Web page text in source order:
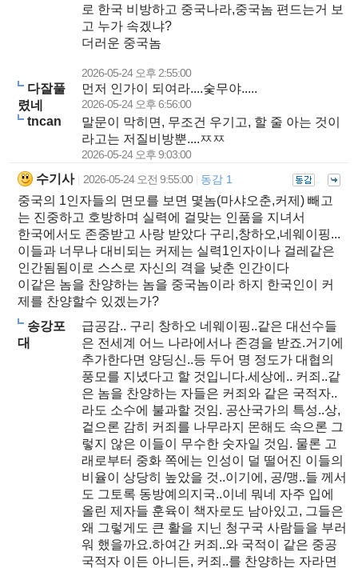
로 한국 비방하고 중국나라,중국놈 편드는거 보
고 누가 속겠냐?
더러운 중국놈
2026-05-24 오후 2:55:00
다잘풀
렸네
먼저 인가이 되여라....숯무야.....
2026-05-24 오후 6:56:00
tncan
말문이 막히면, 무조건 우기고, 할 줄 아는 것이
라고는 저질비방뿐....ㅉㅉ
2026-05-24 오후 9:03:00
수기사 2026-05-24 오전 9:55:00 동감 1
중국의 1인자들의 면모를 보면 몇놈(마샤오춘,커제) 빼고
는 진중하고 호방하며 실력에 걸맞는 인품을 지녀서
한국에서도 존중받고 사랑 받았다 구리,창하오,네웨이핑...
이들과 너무나 대비되는 커제는 실력1인자이나 걸레같은
인간됨됨이로 스스로 자신의 격을 낮춘 인간이다
이같은 놈을 찬양하는 놈을 중국놈이라 하지 한국인이 커
제를 찬양할수 있겠는가?
송강포
대
급공감.. 구리 창하오 네웨이핑..같은 대선수들
은 전세계 어느 나라에서나 존경을 받죠.거기에
추가한다면 양딩신..등 두어 명 정도가 대협의
풍모를 지녔다고 할 것입니다.세상에.. 커죄..같
은 놈을 찬양하는 자들은 커죄와 같은 국적자..
라도 소수에 불과할 것임. 공산국가의 특성..상,
겉으론 감히 커죄를 나무라지 몬해도 속으론 그
렇지 않은 이들이 무수한 숫자일 것임. 물론 고
래로부터 중화 쪽에는 인성이 덜 떨어진 이들의
비율이 상당히 높았을 것..이기에, 공/맹..들 께서
도 그토록 동방예의지국..이네 뭐네 자주 입에
올린 제자들 훈육이 책자로도 남아있고, 그들은
왜 그렇게도 큰 활을 지닌 청구국 사람들을 부러
워 했을까요.하여간 커죄..와 국적이 같은 중공
국적자 이든 아니든, 커죄..를 찬양하는 자라면